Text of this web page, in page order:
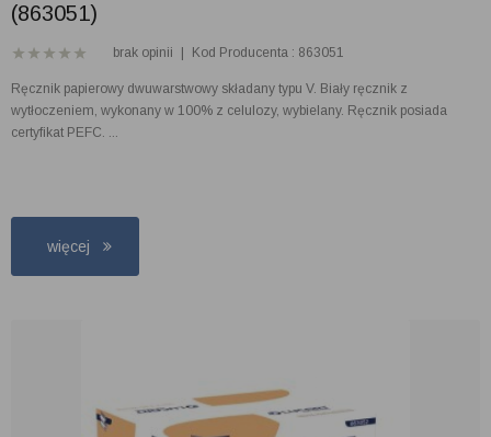
(863051)
brak opinii Kod Producenta : 863051
Ręcznik papierowy dwuwarstwowy składany typu V. Biały ręcznik z
wytłoczeniem, wykonany w 100% z celulozy, wybielany. Ręcznik posiada
certyfikat PEFC. ...
więcej